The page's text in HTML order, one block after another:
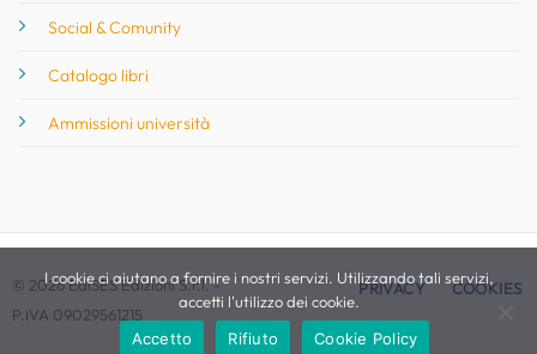
Social & Comunity
Catalogo libri
Ammissioni università
© 2026 EdiSES Edizioni S.r.l. -
P.IVA 09029561215
PRIVACY COOKIES
I cookie ci aiutano a fornire i nostri servizi. Utilizzando tali servizi,
accetti l'utilizzo dei cookie.
Accetto
Rifiuto Cookie Policy